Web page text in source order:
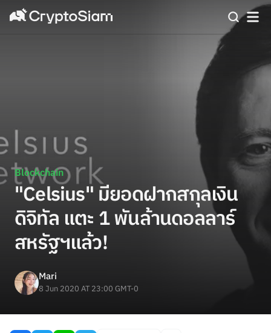
Blockchain
"Celsius" มียอดฝากสกุลเงิน
ดิจิทัล แตะ 1 พันล้านดอลลาร์
สหรัฐฯแล้ว!
Mari
8 Jun 2020 AT 23:00 GMT-0